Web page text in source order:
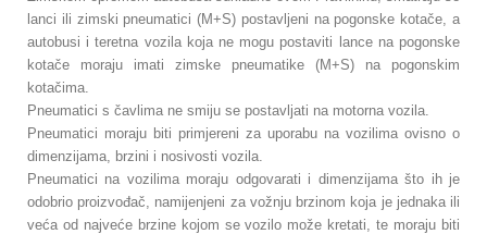
lanci ili zimski pneumatici (M+S) postavljeni na pogonske kotače, a
autobusi i teretna vozila koja ne mogu postaviti lance na pogonske
kotače moraju imati zimske pneumatike (M+S) na pogonskim
kotačima.
Pneumatici s čavlima ne smiju se postavljati na motorna vozila.
Pneumatici moraju biti primjereni za uporabu na vozilima ovisno o
dimenzijama, brzini i nosivosti vozila.
Pneumatici na vozilima moraju odgovarati i dimenzijama što ih je
odobrio proizvođač, namijenjeni za vožnju brzinom koja je jednaka ili
veća od najveće brzine kojom se vozilo može kretati, te moraju biti